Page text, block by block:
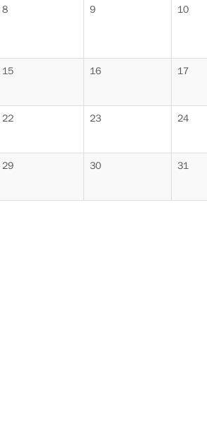
8 9 10
15 16 17
22 23 24
29 30 31